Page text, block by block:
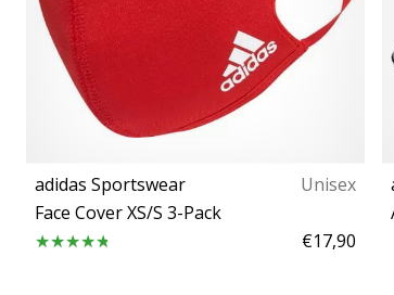
adidas Sportswear
Unisex
Face Cover XS/S 3-Pack
€17,90